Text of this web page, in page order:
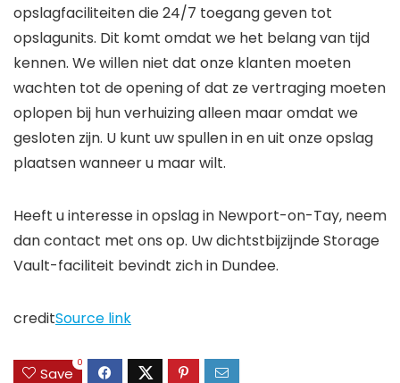
opslagfaciliteiten die 24/7 toegang geven tot
opslagunits. Dit komt omdat we het belang van tijd
kennen. We willen niet dat onze klanten moeten
wachten tot de opening of dat ze vertraging moeten
oplopen bij hun verhuizing alleen maar omdat we
gesloten zijn. U kunt uw spullen in en uit onze opslag
plaatsen wanneer u maar wilt.
Heeft u interesse in opslag in Newport-on-Tay, neem
dan contact met ons op. Uw dichtstbijzijnde Storage
Vault-faciliteit bevindt zich in Dundee.
creditSource link
Save
0